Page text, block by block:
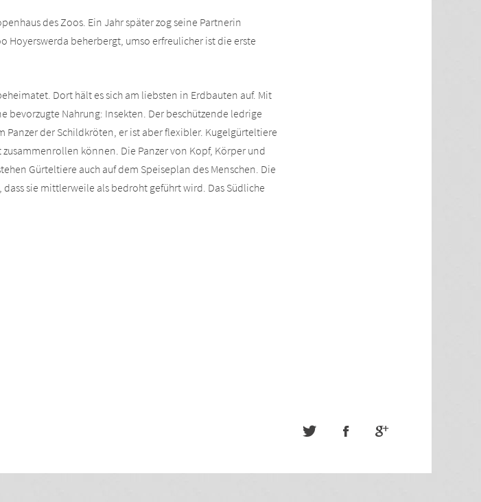
des Zoos. Ein Jahr später zog seine Partnerin
Hoyerswerda beherbergt, umso erfreulicher ist die erste
Dort hält es sich am liebsten in Erdbauten auf. Mit
Nahrung: Insekten. Der beschützende ledrige
der Schildkröten, er ist aber flexibler. Kugelgürteltiere
können. Die Panzer von Kopf, Körper und
Gürteltiere auch auf dem Speiseplan des Menschen. Die
sie mittlerweile als bedroht geführt wird. Das Südliche